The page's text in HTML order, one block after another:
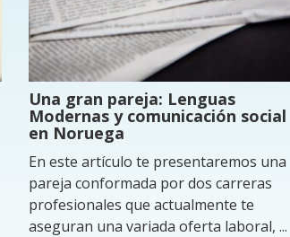
Una gran pareja: Lenguas
Modernas y comunicación social
en Noruega
En este artículo te presentaremos una
pareja conformada por dos carreras
profesionales que actualmente te
aseguran una variada oferta laboral, ...